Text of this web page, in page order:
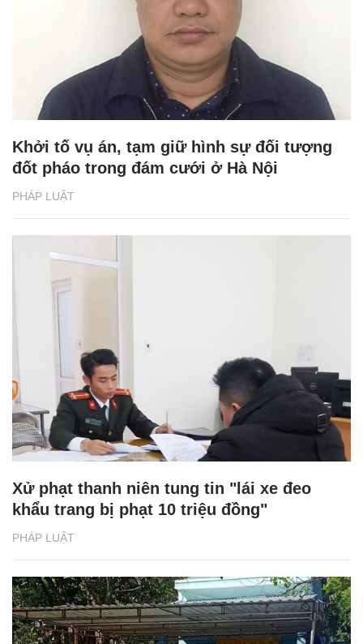
PHÁP LUẬT
Khởi tố vụ án, tạm giữ hình sự đối tượng
đốt pháo trong đám cưới ở Hà Nội
PHÁP LUẬT
Xử phạt thanh niên tung tin "lái xe đeo
khẩu trang bị phạt 10 triệu đồng"